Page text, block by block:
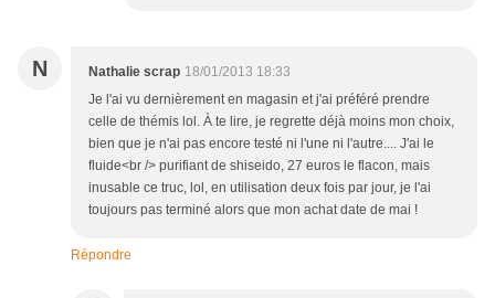
N Nathalie scrap 18/01/2013 18:33
Je l'ai vu dernièrement en magasin et j'ai préféré prendre
celle de thémis lol. À te lire, je regrette déjà moins mon choix,
bien que je n'ai pas encore testé ni l'une ni l'autre.... J'ai le
fluide<br /> purifiant de shiseido, 27 euros le flacon, mais
inusable ce truc, lol, en utilisation deux fois par jour, je l'ai
toujours pas terminé alors que mon achat date de mai !
Répondre